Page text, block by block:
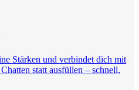
Stärken und verbindet dich mit
statt ausfüllen – schnell,